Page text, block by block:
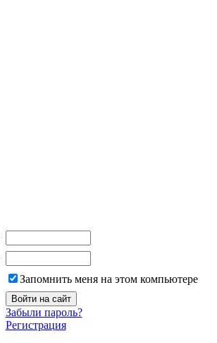
Запомнить меня на этом компьютере
Забыли пароль?
Регистрация